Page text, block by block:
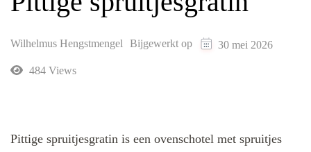
Wilhelmus Hengstmengel Bijgewerkt op 30 mei 2026
484 Views
Pittige spruitjesgratin is een ovenschotel met spruitjes